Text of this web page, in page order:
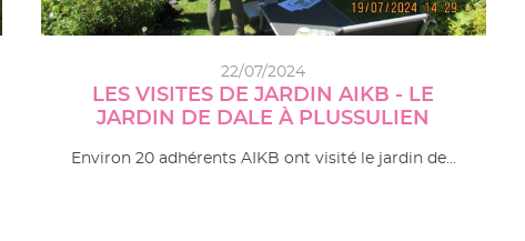
22/07/2024
LES VISITES DE JARDIN AIKB - LE
JARDIN DE DALE À PLUSSULIEN
Environ 20 adhérents AIKB ont visité le jardin de…